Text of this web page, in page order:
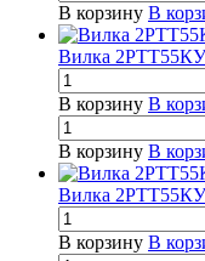
В корзину В
Вилка
В корзину В
В корзину В
Вилка
В корзину В